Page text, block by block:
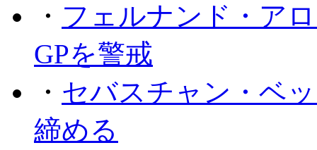
・ フェルナンド・ア
GPを警戒
・ セバスチャン・ベ
締める